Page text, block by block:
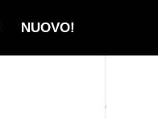
NUOVO!